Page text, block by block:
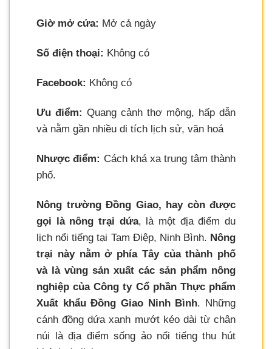
Giờ mở cửa: Mở cả ngày
Số điện thoại: Không có
Facebook: Không có
Ưu điểm: Quang cảnh thơ mộng, hấp dẫn
và nằm gần nhiều di tích lịch sử, văn hoá
Nhược điểm: Cách khá xa trung tâm thành
phố.
Nông trường Đồng Giao, hay còn được
gọi là nông trại dứa, là một địa điểm du
lịch nổi tiếng tại Tam Điệp, Ninh Bình. Nông
trại này nằm ở phía Tây của thành phố
và là vùng sản xuất các sản phẩm nông
nghiệp của Công ty Cổ phần Thực phẩm
Xuất khẩu Đồng Giao Ninh Bình. Những
cánh đồng dứa xanh mướt kéo dài từ chân
núi là địa điểm sống ảo nổi tiếng thu hút